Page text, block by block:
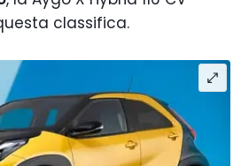
classifica.